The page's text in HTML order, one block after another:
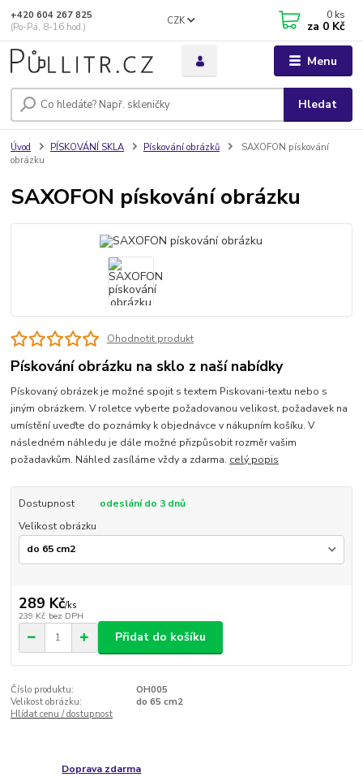
Menu
CZK
Hledat
+420 604 267 825
(Po-Pá, 8-16 hod.)
0 ks
za 0 Kč
Úvod PÍSKOVÁNÍ SKLA Pískování obrázků
SAXOFON pískování
obrázku
SAXOFON pískování obrázku
Ohodnotit produkt
Pískování obrázku na sklo z naší nabídky
Pískovaný obrázek je možné spojit s textem Piskovani-textu nebo s
jiným obrázkem. V roletce vyberte požadovanou velikost, požadavek na
umístění uveďte do poznámky k objednávce v nákupním košíku. V
následném náhledu je dále možné přizpůsobit rozměr vašim
požadavkům. Náhled zasíláme vždy a zdarma. celý popis
Dostupnost
odeslání do 3 dnů
Velikost obrázku
289 Kč/ks
239 Kč bez DPH
Přidat do košíku
Číslo produktu:
OH005
Velikost obrázku:
do 65 cm2
Hlídat cenu / dostupnost
Doprava zdarma